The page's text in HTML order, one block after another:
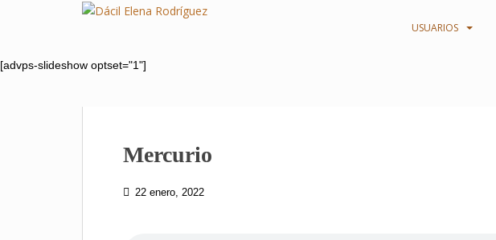
p
USUARIOS
[advps-slideshow optset="1"]
Mercurio
22 enero, 2022